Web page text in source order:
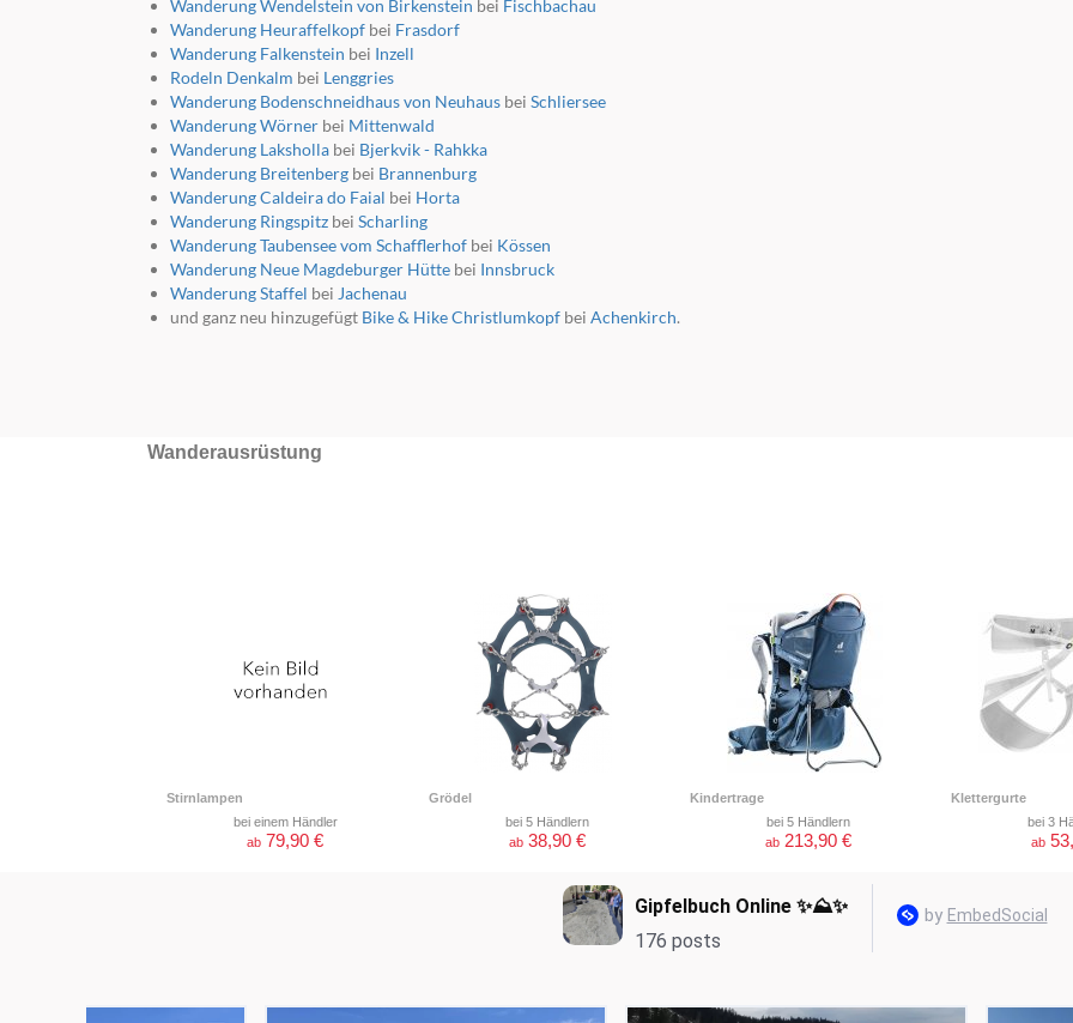
Wanderung Wendelstein von Birkenstein bei Fischbachau
Wanderung Heuraffelkopf bei Frasdorf
Wanderung Falkenstein bei Inzell
Rodeln Denkalm bei Lenggries
Wanderung Bodenschneidhaus von Neuhaus bei Schliersee
Wanderung Wörner bei Mittenwald
Wanderung Laksholla bei Bjerkvik - Rahkka
Wanderung Breitenberg bei Brannenburg
Wanderung Caldeira do Faial bei Horta
Wanderung Ringspitz bei Scharling
Wanderung Taubensee vom Schafflerhof bei Kössen
Wanderung Neue Magdeburger Hütte bei Innsbruck
Wanderung Staffel bei Jachenau
und ganz neu hinzugefügt Bike & Hike Christlumkopf bei Achenkirch.
Wanderausrüstung
Stirnlampen
bei einem Händler
ab 79,90 €
Grödel
bei 5 Händlern
ab 38,90 €
Kindertrage
bei 5 Händlern
ab 213,90 €
Klettergurte
bei 3
ab